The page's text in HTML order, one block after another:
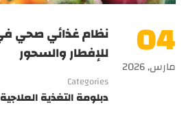
04
مارس, 2026
للإفطار والسحور
Categories
دبلومة التغذية العلاجية